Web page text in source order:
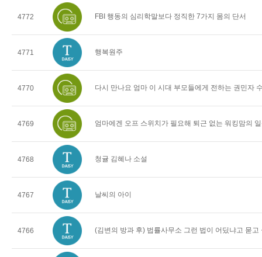
4772 FBI 행동의 심리학말보다 정직한 7가지 몸의 단서
4771 행복원주
4770 다시 만나요 엄마 이 시대 부모들에게 전하는 권민자
4769 엄마에겐 오프 스위치가 필요해 퇴근 없는 워킹맘의
4768 청귤 김혜나 소설
4767 날씨의 아이
4766 (김변의 방과 후) 법률사무소 그런 법이 어딨냐고 묻고